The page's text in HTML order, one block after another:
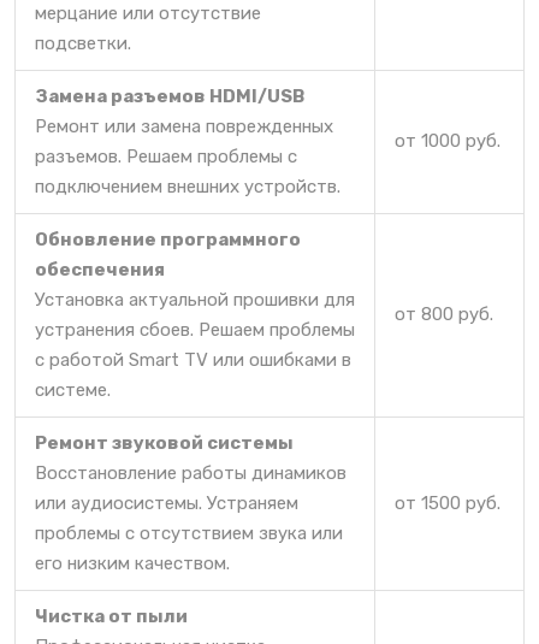
мерцание или отсутствие
подсветки.
Замена разъемов HDMI/USB
Ремонт или замена поврежденных
разъемов. Решаем проблемы с
подключением внешних устройств.
от 1000 руб.
Обновление программного
обеспечения
Установка актуальной прошивки для
устранения сбоев. Решаем проблемы
с работой Smart TV или ошибками в
системе.
от 800 руб.
Ремонт звуковой системы
Восстановление работы динамиков
или аудиосистемы. Устраняем
проблемы с отсутствием звука или
его низким качеством.
от 1500 руб.
Чистка от пыли